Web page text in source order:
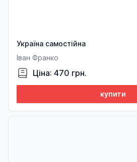
Україна самостійна
Іван Франко
Ціна: 470 грн.
купити